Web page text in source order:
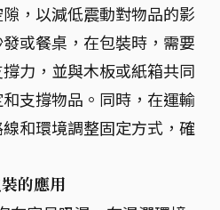
，以減低震動對物品的影
發或餐桌，在包裝時，需要
力，並與木板或紙箱共同
支撐物品。同時，在運輸
和環境調整固定方式，確
的應用